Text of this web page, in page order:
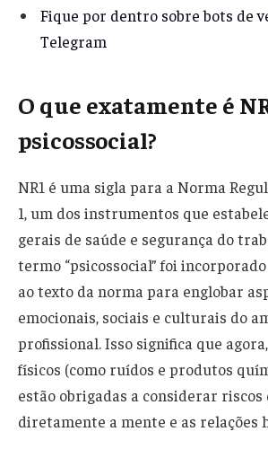
Fique por dentro sobre bots de
Telegram
O que exatamente é
psicossocial?
NR1 é uma sigla para a Norma
1, um dos instrumentos que
gerais de saúde e segurança do
termo “psicossocial” foi
ao texto da norma para englobar
emocionais, sociais e culturais do
profissional. Isso significa que
físicos (como ruídos e produtos
estão obrigadas a considerar riscos
diretamente a mente e as relações